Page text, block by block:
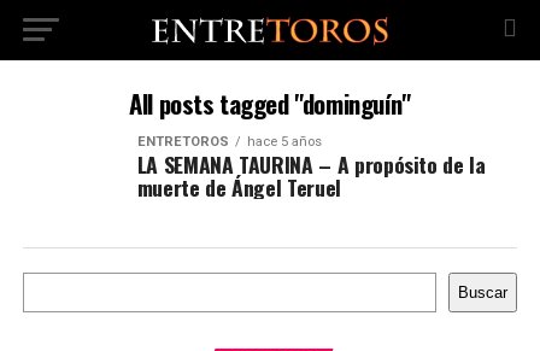
All posts tagged "dominguín"
ENTRETOROS hace 5 años
LA SEMANA TAURINA – A propósito de la
muerte de Ángel Teruel
Buscar
Buscar